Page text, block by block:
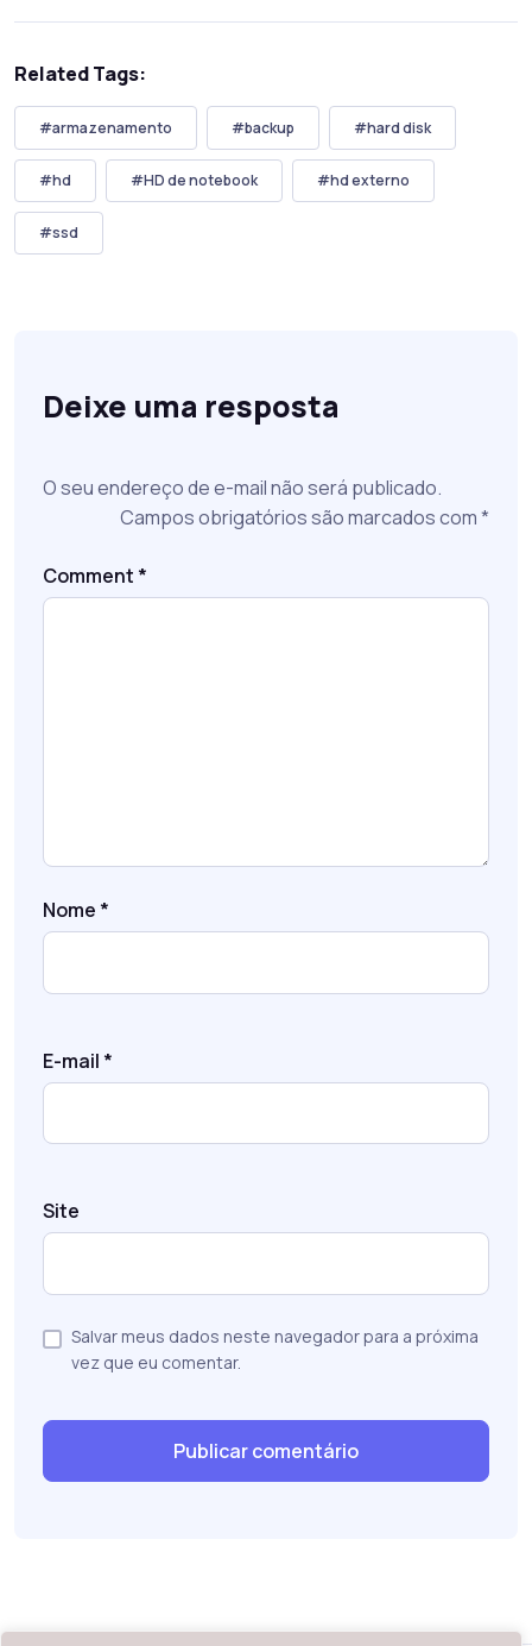
Related Tags:
#armazenamento #backup #hard disk
#hd #HD de notebook #hd externo
#ssd
Deixe uma resposta
O seu endereço de e-mail não será publicado.
Campos obrigatórios são marcados com*
Comment *
Nome *
E-mail *
Site
Salvar meus dados neste navegador para a próxima
vez que eu comentar.